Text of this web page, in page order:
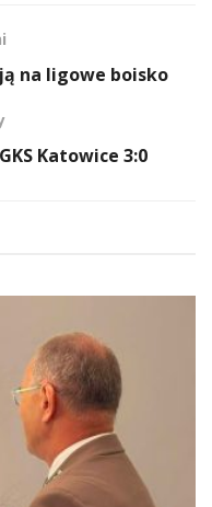
na ligowe boisko
Katowice 3:0